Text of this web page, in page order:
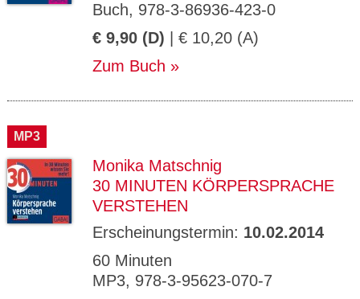
Buch, 978-3-86936-423-0
€ 9,90 (D) | € 10,20 (A)
Zum Buch
MP3
Monika Matschnig
30 MINUTEN KÖRPERSPRACHE
VERSTEHEN
Erscheinungstermin: 10.02.2014
60 Minuten
MP3, 978-3-95623-070-7